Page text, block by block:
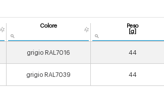
Colore
Peso
[g]
grigio RAL7016 44
grigio RAL7039 44